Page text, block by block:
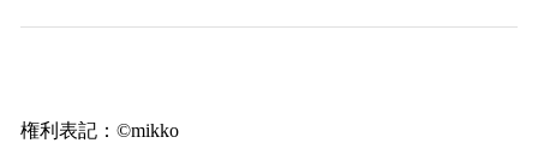
権利表記：©mikko